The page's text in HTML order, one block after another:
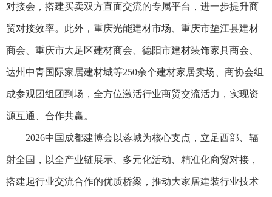
对接会，搭建买卖双方直面交流的专属平台，进一步提升商
贸对接效率。此外，重庆光能建材市场、重庆市垫江县建材
商会、重庆市大足区建材商会、德阳市建材装饰家具商会、
达州中青国际家居建材城等250余个建材家居卖场、商协会组
成参观团组团到场，全方位激活行业商贸交流活力，实现资
源互通、合作共赢。
2026中国成都建博会以蓉城为核心支点，立足西部、辐
射全国，以全产业链展示、多元化活动、精准化商贸对接，
搭建起行业交流合作的优质桥梁，推动大家居建装行业技术